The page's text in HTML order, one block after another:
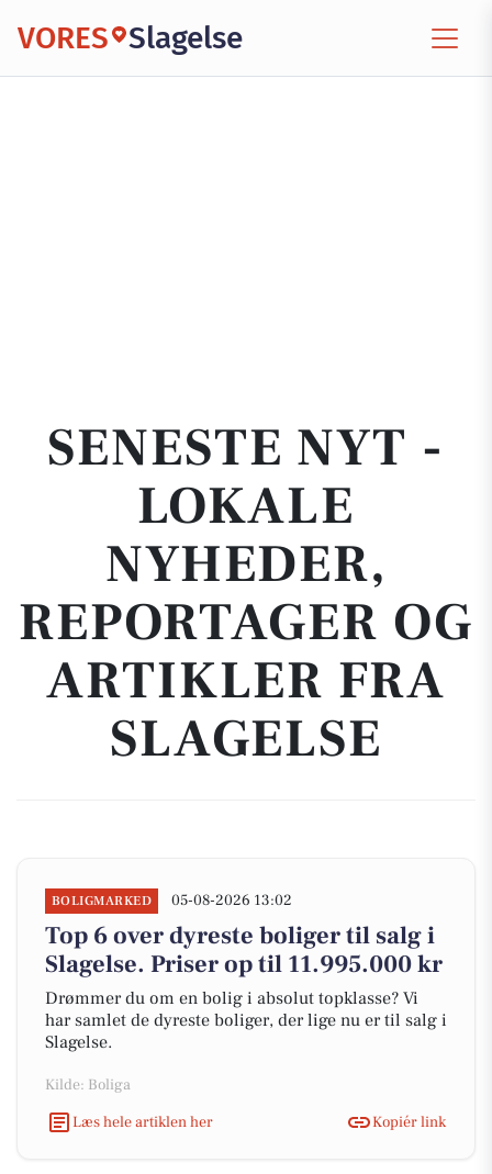
VORES Slagelse
SENESTE NYT -
LOKALE
NYHEDER,
REPORTAGER OG
ARTIKLER FRA
SLAGELSE
BOLIGMARKED 05-08-2026 13:02
Top 6 over dyreste boliger til salg i
Slagelse. Priser op til 11.995.000 kr
Drømmer du om en bolig i absolut topklasse? Vi
har samlet de dyreste boliger, der lige nu er til salg i
Slagelse.
Kilde: Boliga
Læs hele artiklen her
Kopiér link